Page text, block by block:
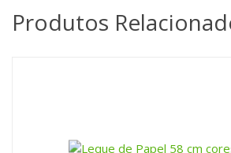
Produtos